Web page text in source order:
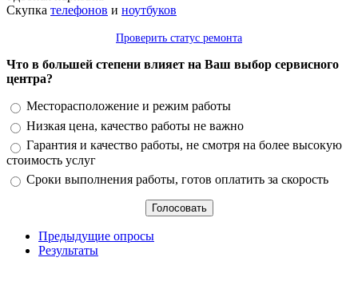
Скупка телефонов и ноутбуков
Проверить статус ремонта
Что в большей степени влияет на Ваш выбор сервисного
центра?
Варианты
Месторасположение и режим работы
Низкая цена, качество работы не важно
Гарантия и качество работы, не смотря на более высокую
стоимость услуг
Сроки выполнения работы, готов оплатить за скорость
Предыдущие опросы
Результаты